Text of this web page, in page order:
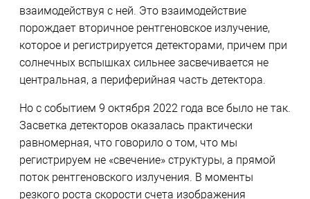
взаимодействуя с ней. Это взаимодействие
порождает вторичное рентгеновское излучение,
которое и регистрируется детекторами, причем при
солнечных вспышках сильнее засвечивается не
центральная, а периферийная часть детектора.
Но с событием 9 октября 2022 года все было не так.
Засветка детекторов оказалась практически
равномерная, что говорило о том, что мы
регистрируем не «свечение» структуры, а прямой
поток рентгеновского излучения. В моменты
резкого роста скорости счета изображения